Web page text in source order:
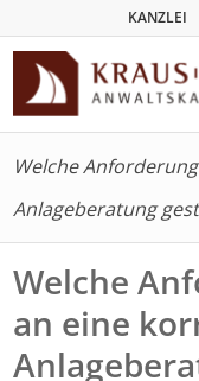
KANZLEI
Welche
Anlageberatung
Welche
an eine